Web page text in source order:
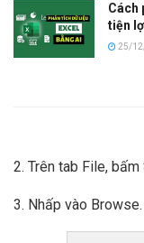
Cách
tiện
25/
2. Trên tab File, bấm
3. Nhấp vào Browse.